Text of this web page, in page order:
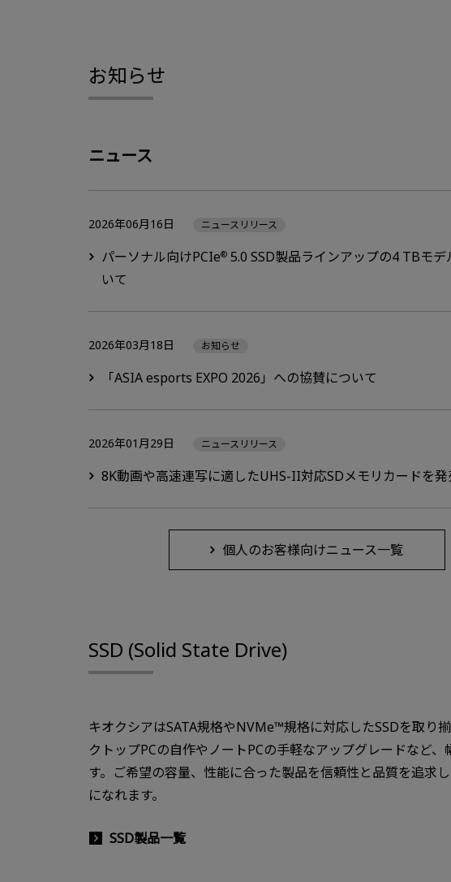
お知らせ
ニュース
パーソナル向けPCIe® 5.0 SSD製品ラインアップの4 TBモデ
いて
2026年06月16日 ニュースリリース
「ASIA esports EXPO 2026」への協賛について
2026年03月18日 お知らせ
8K動画や高速連写に適したUHS-II対応SDメモリカードを発
2026年01月29日 ニュースリリース
個人のお客様向けニュース一覧
SSD (Solid State Drive)
キオクシアはSATA規格やNVMe™規格に対応したSSDを取り
クトップPCの自作やノートPCの手軽なアップグレードなど
す。ご希望の容量、性能に合った製品を信頼性と品質を追求
になれます。
SSD製品一覧